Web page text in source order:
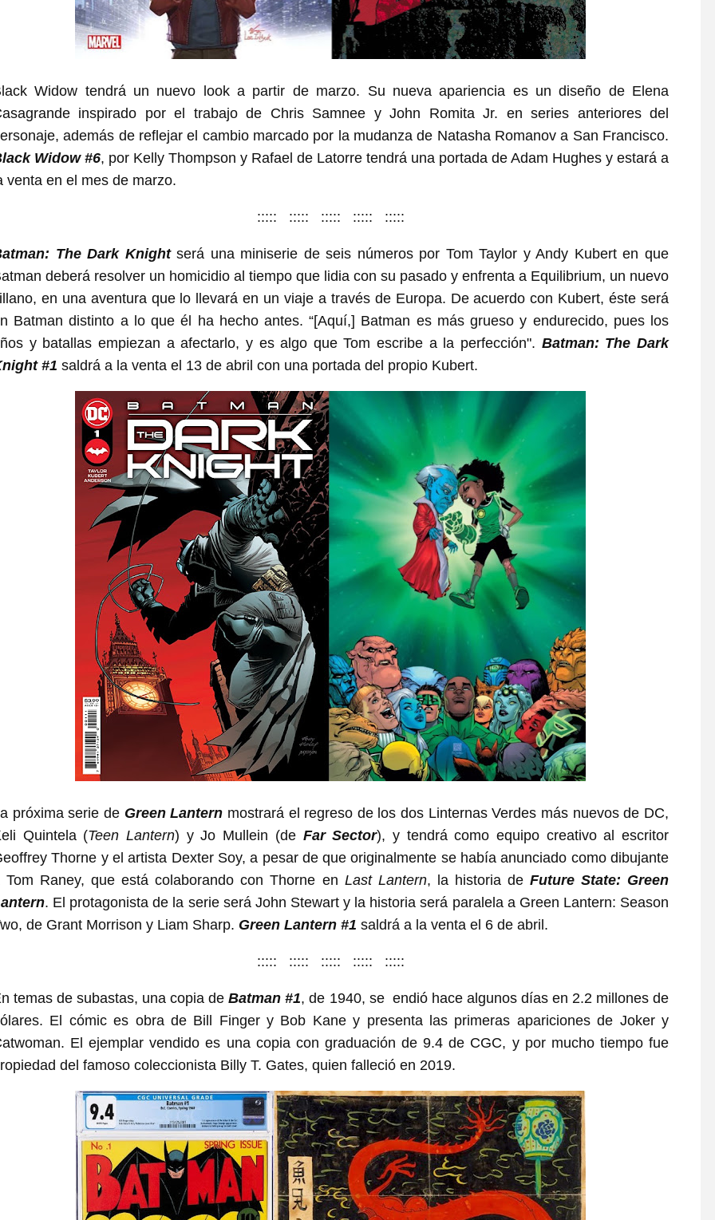
Widow tendrá un nuevo look a partir de marzo. Su nueva apariencia es un diseño de Elena
inspirado por el trabajo de Chris Samnee y John Romita Jr. en series anteriores del
además de reflejar el cambio marcado por la mudanza de Natasha Romanov a San Francisco.
Widow #6, por Kelly Thompson y Rafael de Latorre tendrá una portada de Adam Hughes y estará a
venta en el mes de marzo.
::::: ::::: ::::: ::::: :::::
The Dark Knightserá una miniserie de seis números por Tom Taylor y Andy Kubert en que
deberá resolver un homicidio al tiempo que lidia con su pasado y enfrenta a Equilibrium, un nuevo
en una aventura que lo llevará en un viaje a través de Europa. De acuerdo con Kubert, éste será
Batman distinto a lo que él ha hecho antes. “[Aquí,] Batman es más grueso y endurecido, pues los
y batallas empiezan a afectarlo, y es algo que Tom escribe a la perfección". Batman: The Dark
#1 saldrá a la venta el 13 de abril con una portada del propio Kubert.
próxima serie de Green Lantern mostrará el regreso de los dos Linternas Verdes más nuevos de DC,
Quintela (Teen Lantern) y Jo Mullein (de Far Sector), y tendrá como equipo creativo al escritor
Thorne y el artista Dexter Soy, a pesar de que originalmente se había anunciado como dibujante
Tom Raney, que está colaborando con Thorne en Last Lantern, la historia de Future State: Green
. El protagonista de la serie será John Stewart y la historia será paralela a Green Lantern: Season
de Grant Morrison y Liam Sharp. Green Lantern #1 saldrá a la venta el 6 de abril.
::::: ::::: ::::: ::::: :::::
temas de subastas, una copia deBatman #1, de 1940, se endió hace algunos días en 2.2 millones de
El cómic es obra de Bill Finger y Bob Kane y presenta las primeras apariciones de Joker y
El ejemplar vendido es una copia con graduación de 9.4 de CGC, y por mucho tiempo fue
del famoso coleccionista Billy T. Gates, quien falleció en 2019.